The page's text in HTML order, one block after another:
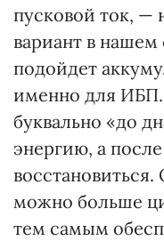
пусковой ток,
вариант в нашем
подойдет
именно для
буквально «до
энергию, а
можно больше
тем самым